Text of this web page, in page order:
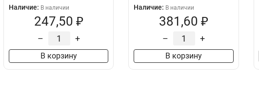
Наличие: В наличии
247,50 ₽
– +
В корзину
Наличие: В наличии
381,60 ₽
– +
В корзину